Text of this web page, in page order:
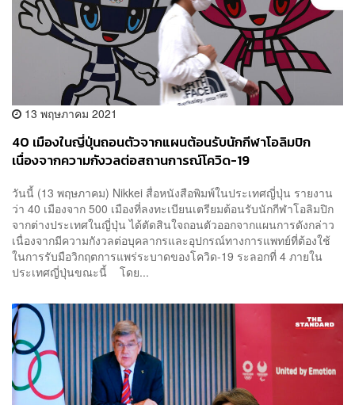
13 พฤษภาคม 2021
40 เมืองในญี่ปุ่นถอนตัวจากแผนต้อนรับนักกีฬาโอลิมปิก
เนื่องจากความกังวลต่อสถานการณ์โควิด-19
วันนี้ (13 พฤษภาคม) Nikkei สื่อหนังสือพิมพ์ในประเทศญี่ปุ่น รายงาน
ว่า 40 เมืองจาก 500 เมืองที่ลงทะเบียนเตรียมต้อนรับนักกีฬาโอลิมปิก
จากต่างประเทศในญี่ปุ่น ได้ตัดสินใจถอนตัวออกจากแผนการดังกล่าว
เนื่องจากมีความกังวลต่อบุคลากรและอุปกรณ์ทางการแพทย์ที่ต้องใช้
ในการรับมือวิกฤตการแพร่ระบาดของโควิด-19 ระลอกที่ 4 ภายใน
ประเทศญี่ปุ่นขณะนี้ โดย...